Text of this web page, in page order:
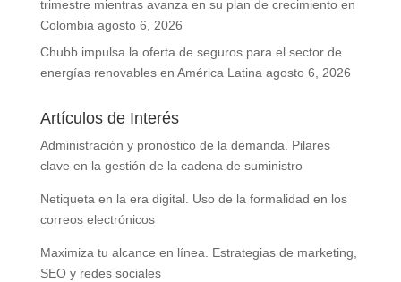
trimestre mientras avanza en su plan de crecimiento en
Colombia agosto 6, 2026
Chubb impulsa la oferta de seguros para el sector de
energías renovables en América Latina agosto 6, 2026
Artículos de Interés
Administración y pronóstico de la demanda. Pilares
clave en la gestión de la cadena de suministro
Netiqueta en la era digital. Uso de la formalidad en los
correos electrónicos
Maximiza tu alcance en línea. Estrategias de marketing,
SEO y redes sociales